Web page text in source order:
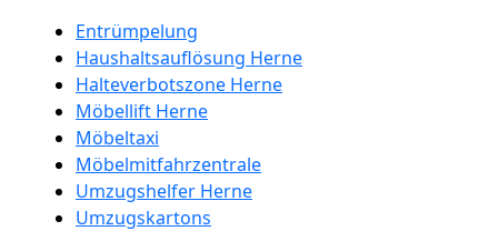
Entrümpelung
Haushaltsauflösung Herne
Halteverbotszone Herne
Möbellift Herne
Möbeltaxi
Möbelmitfahrzentrale
Umzugshelfer Herne
Umzugskartons